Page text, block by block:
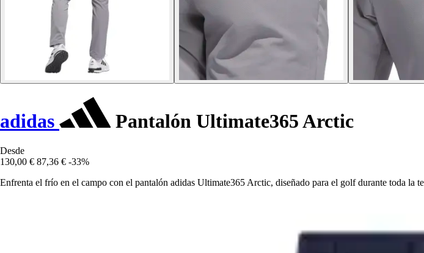
adidas Pantalón Ultimate365 Arctic
Desde
130,00 € 87,36 € -33%
Enfrenta el frío en el campo con el pantalón adidas Ultimate365 Arctic, diseñado para el golf durante toda la